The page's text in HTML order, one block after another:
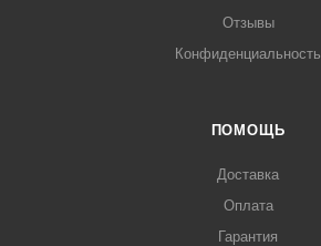
Отзывы
Конфиденциальность
ПОМОЩЬ
Доставка
Оплата
Гарантия